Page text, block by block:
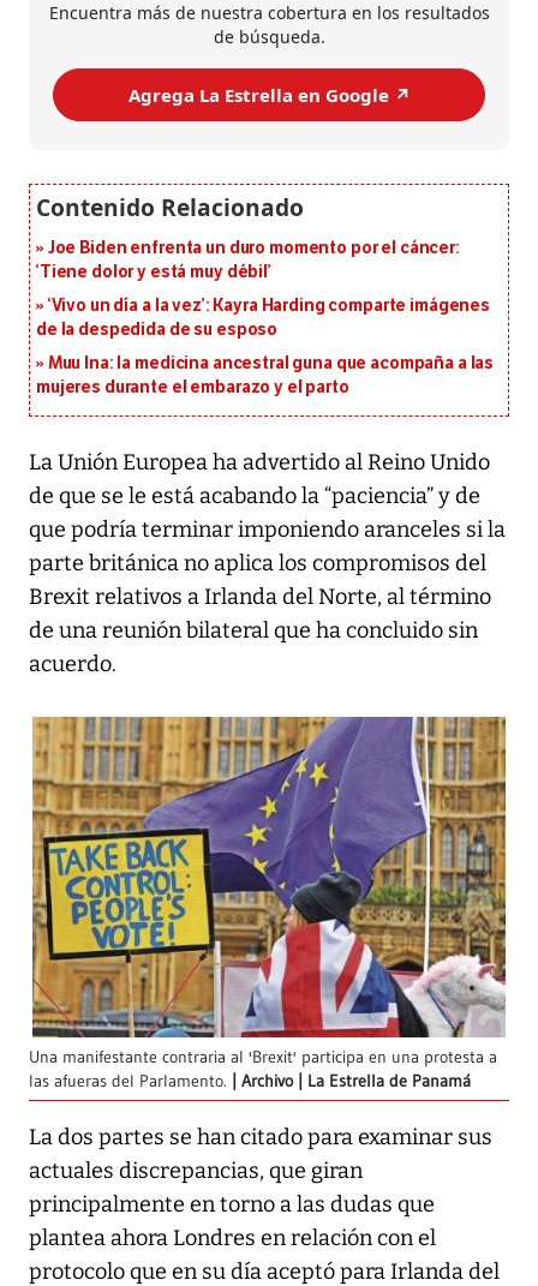
Encuentra más de nuestra cobertura en los resultados
de búsqueda.
Agrega La Estrella en Google ↗️
Joe Biden enfrenta un duro momento por el cáncer:
‘Tiene dolor y está muy débil’
‘Vivo un día a la vez’: Kayra Harding comparte imágenes
de la despedida de su esposo
Muu Ina: la medicina ancestral guna que acompaña a las
mujeres durante el embarazo y el parto
La Unión Europea ha advertido al Reino Unido
de que se le está acabando la “paciencia” y de
que podría terminar imponiendo aranceles si la
parte británica no aplica los compromisos del
Brexit relativos a Irlanda del Norte, al término
de una reunión bilateral que ha concluido sin
acuerdo.
Una manifestante contraria al 'Brexit' participa en una protesta a
las afueras del Parlamento.
Archivo | La Estrella de Panamá
La dos partes se han citado para examinar sus
actuales discrepancias, que giran
principalmente en torno a las dudas que
plantea ahora Londres en relación con el
protocolo que en su día aceptó para Irlanda del